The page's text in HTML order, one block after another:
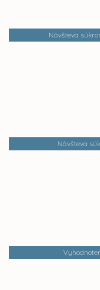
Návšteva
Návšteva